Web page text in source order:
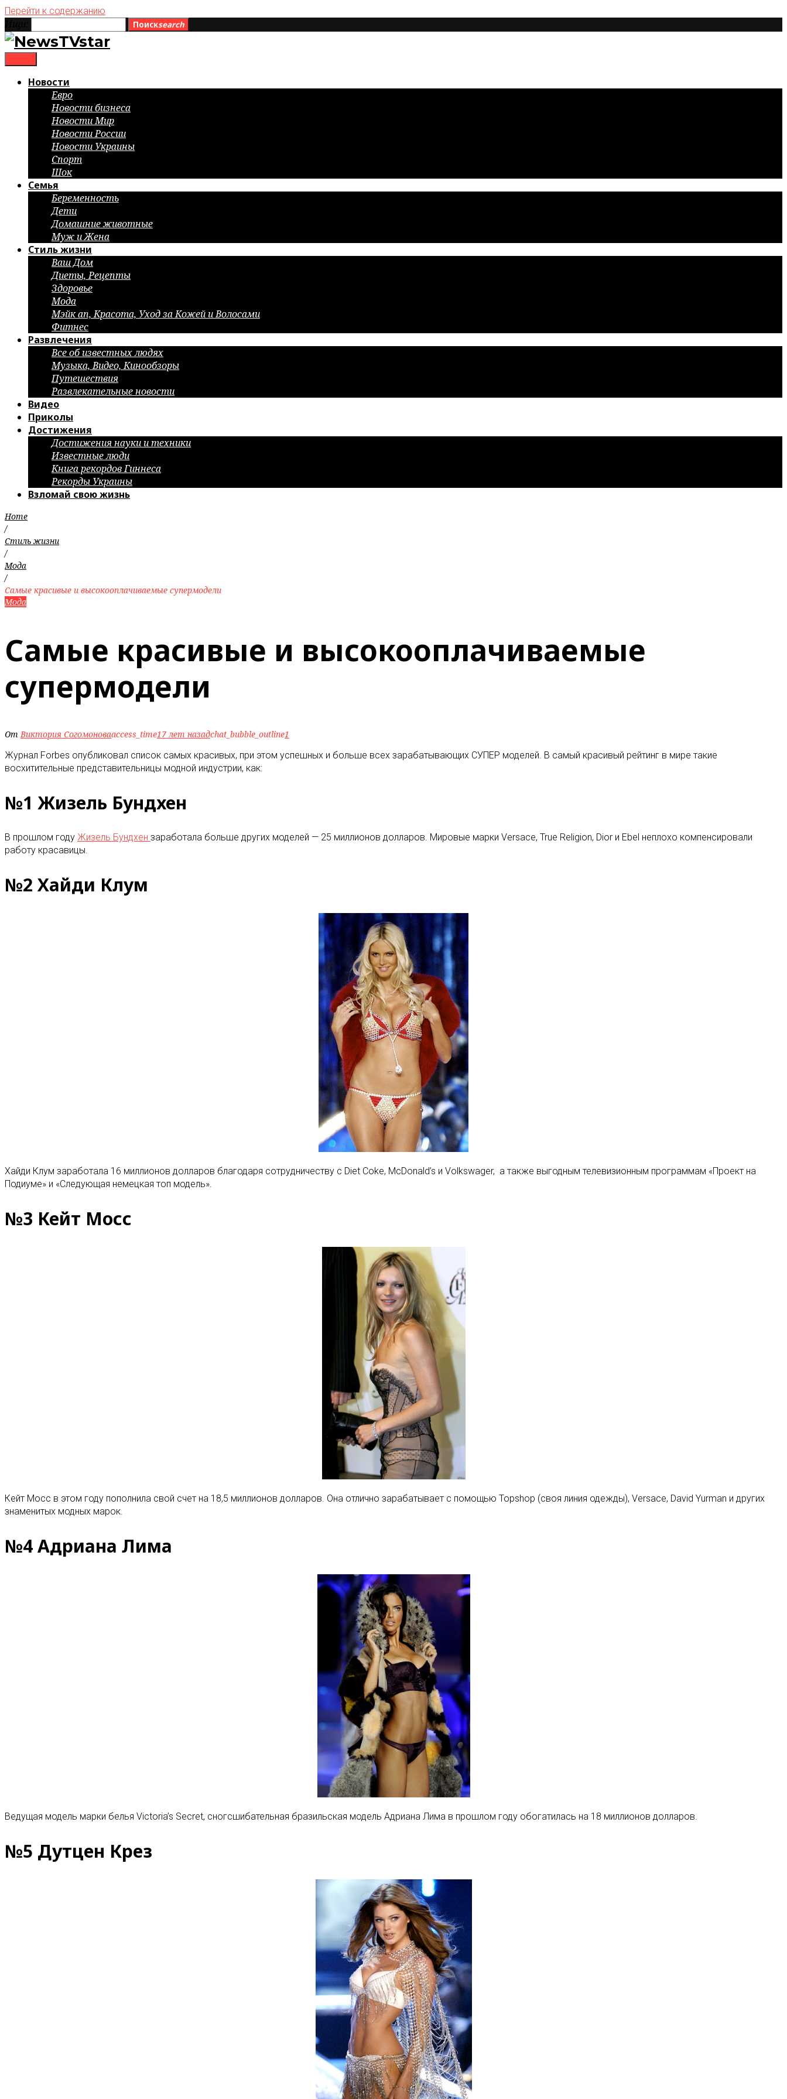
Перейти к содержанию
Поискsearch
Новости
Евро
Новости бизнеса
Новости Мир
Новости России
Новости Украины
Спорт
Шок
Семья
Беременность
Дети
Домашние животные
Муж и Жена
Стиль жизни
Ваш Дом
Диеты, Рецепты
Здоровье
Мода
Мэйк ап, Красота, Уход за Кожей и Волосами
Фитнес
Развлечения
Все об известных людях
Музыка, Видео, Кинообзоры
Путешествия
Развлекательные новости
Видео
Приколы
Достижения
Достижения науки и техники
Известные люди
Книга рекордов Гиннеса
Рекорды Украины
Взломай свою жизнь
Home
/
Стиль жизни
/
Мода
/
Самые красивые и высокооплачиваемые супермодели
Мода
Самые красивые и высокооплачиваемые
супермодели
ОтВиктория Согомоноваaccess_time17 лет назадchat_bubble_outline1
Журнал Forbes опубликовал список самых красивых, при этом успешных и больше всех зарабатывающих СУПЕР моделей. В самый красивый рейтинг в мире такие
восхитительные представительницы модной индустрии, как:
№1 Жизель Бундхен
В прошлом году Жизель Бундхен заработала больше других моделей — 25 миллионов долларов. Мировые марки Versace, True Religion, Dior и Ebel неплохо компенсировали
работу красавицы.
№2 Хайди Клум
Хайди Клум заработала 16 миллионов долларов благодаря сотрудничеству с Diet Coke, McDonald’s и Volkswager, а также выгодным телевизионным программам «Проект на
Подиуме» и «Следующая немецкая топ модель».
№3 Кейт Мосс
Кейт Мосс в этом году пополнила свой счет на 18,5 миллионов долларов. Она отлично зарабатывает с помощью Topshop (своя линия одежды), Versace, David Yurman и других
знаменитых модных марок.
№4 Адриана Лима
Ведущая модель марки белья Victoria’s Secret, сногсшибательная бразильская модель Адриана Лима в прошлом году обогатилась на 18 миллионов долларов.
№5 Дутцен Крез